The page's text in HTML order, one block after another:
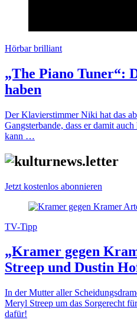
Hörbar brilliant
„The Piano Tuner“:
haben
Der Klavierstimmer Niki hat das
Gangsterbande, dass er damit
kann …
Jetzt kostenlos abonnieren
TV-Tipp
„Kramer gegen
Streep und Dustin
In der Mutter aller
Meryl Streep um das Sorgerecht
dafür!